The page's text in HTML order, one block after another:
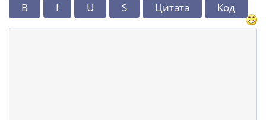
B I U S Цитата Код